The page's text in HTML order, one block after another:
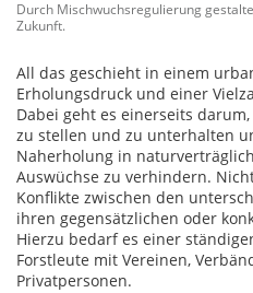
Durch Mischwuchsregulierung
Zukunft.
All das geschieht in einem
Erholungsdruck und einer
Dabei geht es einerseits
zu stellen und zu unterhalten
Naherholung in
Auswüchse zu verhindern.
Konflikte zwischen den
ihren gegensätzlichen oder
Hierzu bedarf es einer
Forstleute mit Vereinen,
Privatpersonen.